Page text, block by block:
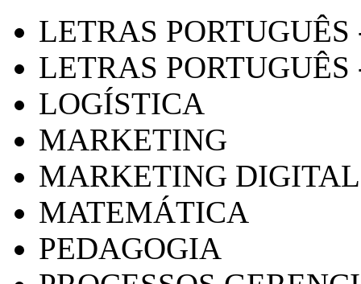
LETRAS
LETRAS PORTUGUÊS
LOGÍSTICA
MARKETING
MARKETING DIGITAL
MATEMÁTICA
PEDAGOGIA